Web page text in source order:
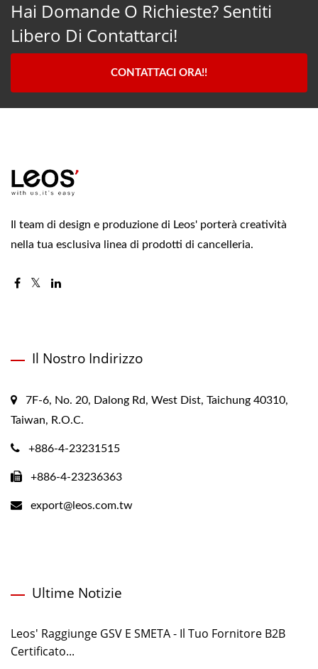
Hai Domande O Richieste? Sentiti
Libero Di Contattarci!
CONTATTACI ORA!!
Il team di design e produzione di Leos' porterà creatività
nella tua esclusiva linea di prodotti di cancelleria.
Il Nostro Indirizzo
7F-6, No. 20, Dalong Rd, West Dist, Taichung 40310,
Taiwan, R.O.C.
+886-4-23231515
+886-4-23236363
export@leos.com.tw
Ultime Notizie
Leos' Raggiunge GSV E SMETA - Il Tuo Fornitore B2B
Certificato...